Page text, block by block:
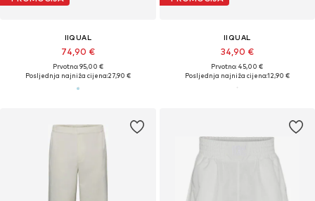
IIQUAL
74,90 €
Prvotno: 95,00 €
Posljednja najniža cijena:27,90 €
IIQUAL
34,90 €
Prvotno: 45,00 €
Posljednja najniža cijena:12,90 €